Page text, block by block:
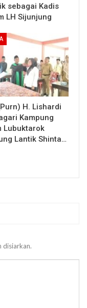
sebagai Kadis
LH Sijunjung
H. Lishardi
Kampung
Lubuktarok
Lantik Shinta…
disiarkan.